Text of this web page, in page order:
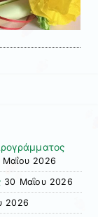
Μαΐου 2026
30 Μαΐου 2026
2026